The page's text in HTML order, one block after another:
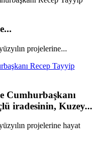
projelerine...
Recep Tayyip
Cumhurbaşkanı
iradesinin, Kuzey...
projelerine hayat